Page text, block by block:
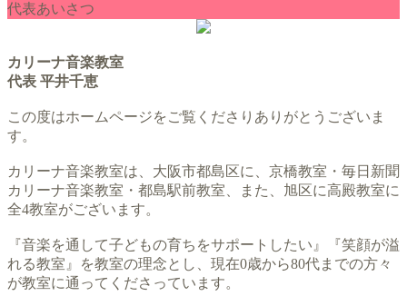
代表あいさつ
カリーナ音楽教室
代表 平井千恵
この度はホームページをご覧くださりありがとうございま
す。
カリーナ音楽教室は、大阪市都島区に、京橋教室・毎日新聞
カリーナ音楽教室・都島駅前教室、また、旭区に高殿教室に
全4教室がございます。
『音楽を通して子どもの育ちをサポートしたい』『笑顔が溢
れる教室』を教室の理念とし、現在0歳から80代までの方々
が教室に通ってくださっています。